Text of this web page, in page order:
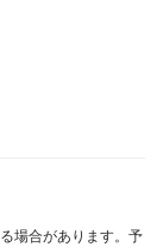
場合があります。予